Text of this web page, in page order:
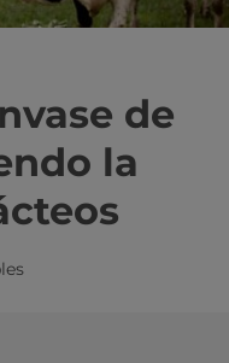
de
la